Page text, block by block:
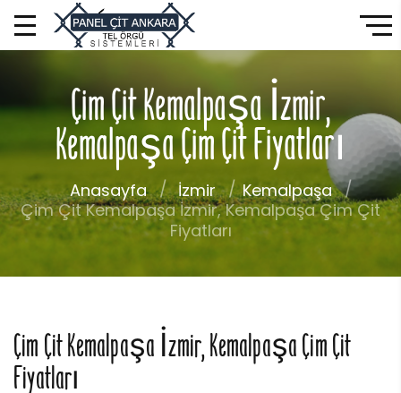
Çim Çit Kemalpaşa İzmir,
Kemalpaşa Çim Çit Fiyatları
Anasayfa İzmir
Kemalpaşa
Çim Çit Kemalpaşa İzmir, Kemalpaşa Çim Çit
Fiyatları
Çim Çit Kemalpaşa İzmir, Kemalpaşa Çim Çit
Fiyatları